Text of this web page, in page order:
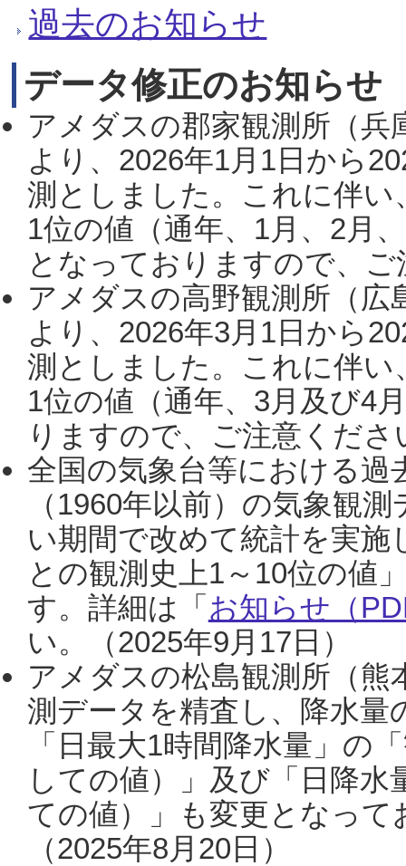
過去のお知らせ
データ修正のお知らせ
アメダスの郡家観測所（
より、2026年1月1日から
測としました。これに伴い
1位の値（通年、1月、2月
となっておりますので、
アメダスの高野観測所（
より、2026年3月1日から
測としました。これに伴い
1位の値（通年、3月及び4
りますので、ご注意くだ
全国の気象台等における過
（1960年以前）の気象観
い期間で改めて統計を実
との観測史上1～10位の値
す。詳細は「 お知らせ（
い。（2025年9月17日）
アメダスの松島観測所（熊
測データを精査し、降水
「日最大1時間降水量」の
しての値）」及び「日降
ての値）」も変更となっ
（2025年8月20日）